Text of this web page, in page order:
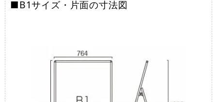
■B1サイズ・片面の寸法図